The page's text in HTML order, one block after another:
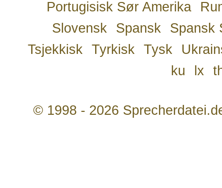
Portugisisk Sør Amerika
Slovensk
Spansk
Spansk
Tsjekkisk
Tyrkisk Tysk
ku
lx
© 1998 - 2026